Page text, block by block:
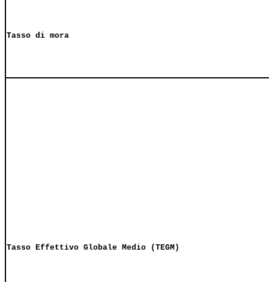
Tasso di mora
Tasso Effettivo Globale Medio (TEGM)